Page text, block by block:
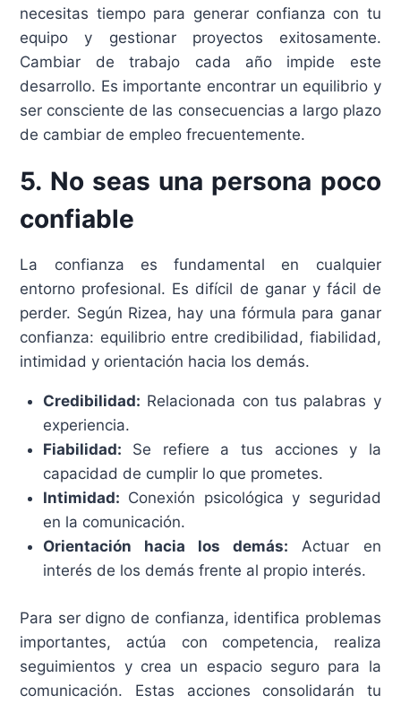
necesitas tiempo para generar confianza con tu
equipo y gestionar proyectos exitosamente.
Cambiar de trabajo cada año impide este
desarrollo. Es importante encontrar un equilibrio y
ser consciente de las consecuencias a largo plazo
de cambiar de empleo frecuentemente.
5. No seas una persona poco
confiable
La confianza es fundamental en cualquier
entorno profesional. Es difícil de ganar y fácil de
perder. Según Rizea, hay una fórmula para ganar
confianza: equilibrio entre credibilidad, fiabilidad,
intimidad y orientación hacia los demás.
Credibilidad: Relacionada con tus palabras y
experiencia.
Fiabilidad: Se refiere a tus acciones y la
capacidad de cumplir lo que prometes.
Intimidad: Conexión psicológica y seguridad
en la comunicación.
Orientación hacia los demás: Actuar en
interés de los demás frente al propio interés.
Para ser digno de confianza, identifica problemas
importantes, actúa con competencia, realiza
seguimientos y crea un espacio seguro para la
comunicación. Estas acciones consolidarán tu